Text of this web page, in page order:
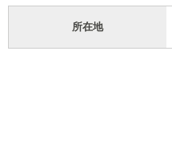
所在地